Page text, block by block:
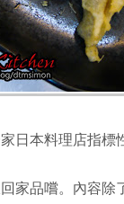
日本料理店指標
家品嚐。內容除